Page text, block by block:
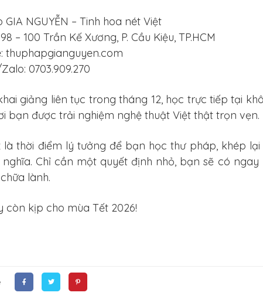
NGUYỄN – Tinh hoa nét Việt
98 – 100 Trần Kế Xương, P. Cầu Kiệu, TP.HCM
thuphapgianguyen.com
0703.909.270
giảng liên tục trong tháng 12, học trực tiếp tại
bạn được trải nghiệm nghệ thuật Việt thật trọn vẹn.
là thời điểm lý tưởng để bạn học thư pháp, khép
Chỉ cần một quyết định nhỏ, bạn sẽ có
lành.
còn kịp cho mùa Tết 2026!